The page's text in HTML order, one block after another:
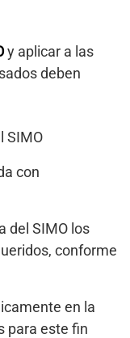
y aplicar a las
deben
SIMO
con
del SIMO los
conforme
en la
para este fin